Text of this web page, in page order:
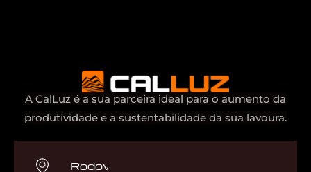
A CalLuz é a sua parceira ideal para o aumento da
produtividade e a sustentabilidade da sua lavoura.
Rodovia